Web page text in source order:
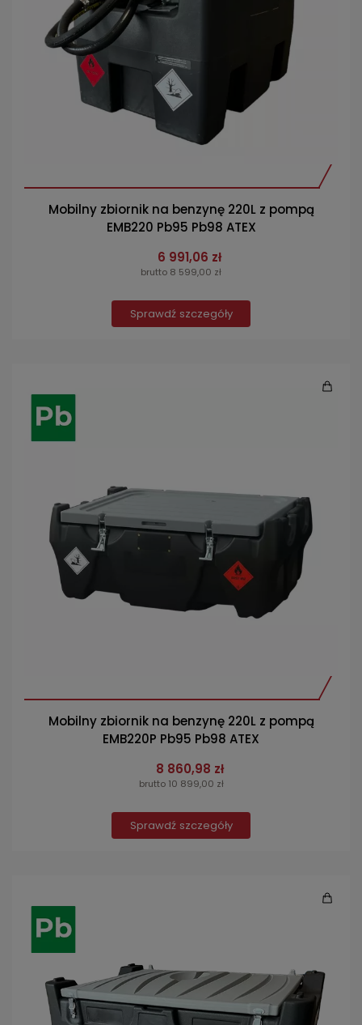
Mobilny zbiornik na benzynę 220L z pompą
EMB220 Pb95 Pb98 ATEX
6 991,06 zł
brutto 8 599,00 zł
Sprawdź szczegóły
Mobilny zbiornik na benzynę 220L z pompą
EMB220P Pb95 Pb98 ATEX
8 860,98 zł
brutto 10 899,00 zł
Sprawdź szczegóły